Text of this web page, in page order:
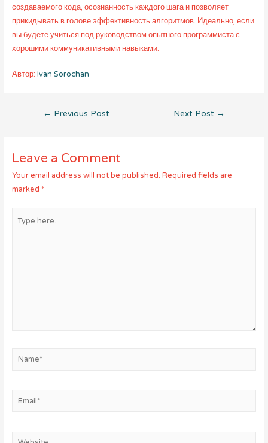
создаваемого кода, осознанность каждого шага и позволяет
прикидывать в голове эффективность алгоритмов. Идеально, если
вы будете учиться под руководством опытного программиста с
хорошими коммуникативными навыками.
Автор: Ivan Sorochan
Post
← Previous Post Next Post →
Leave a Comment
Your email address will not be published. Required fields are
marked *
here..
Name*
Website